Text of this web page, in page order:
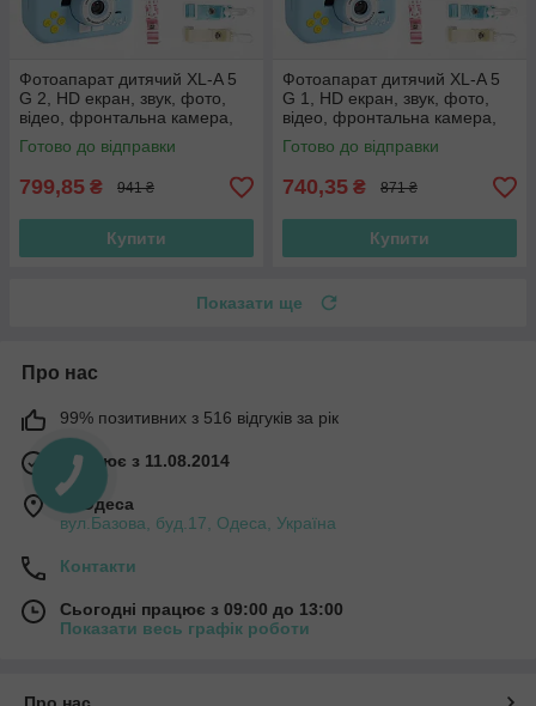
Фотоапарат дитячий XL-A 5
G 2, HD екран, звук, фото,
відео, фронтальна камера,
ігри, роз'єм для SD
Готово до відправки
799,85 ₴ 941 ₴
Купити
Фотоапарат дитячий XL-A 5
G 1, HD екран, звук, фото,
відео, фронтальна камера,
ігри, роз'єм для SD
Готово до відправки
740,35 ₴ 871 ₴
Купити
Показати ще
Про нас
99% позитивних з 516 відгуків за рік
Працює з 11.08.2014
м. Одеса
вул.Базова, буд.17, Одеса, Україна
Контакти
Сьогодні працює з 09:00 до 13:00
Показати весь графік роботи